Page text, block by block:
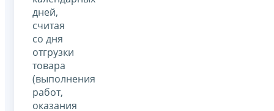
дней,
считая
со дня
отгрузки
товара
(выполнения
работ,
оказания